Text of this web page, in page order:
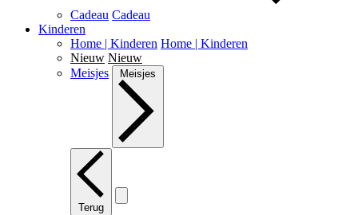
Cadeau Cadeau
Kinderen
Home | Kinderen Home | Kinderen
Nieuw Nieuw
Meisjes
Meisjes
Terug